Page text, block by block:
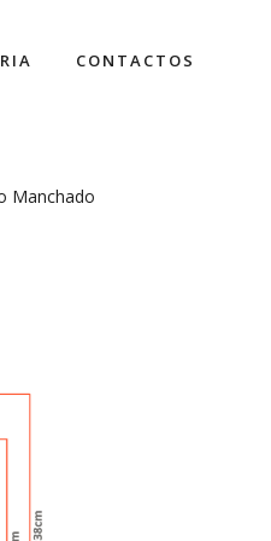
CONTACTOS
Manchado